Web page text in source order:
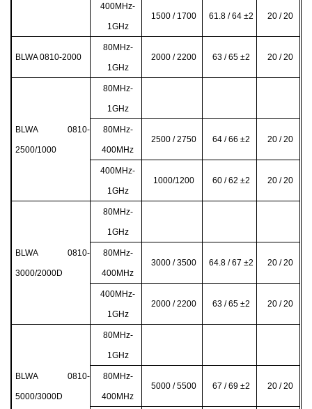
400MHz-
1GHz
1500 / 1700 61.8 / 64 ±2 20 / 20
BLWA 0810-2000
80MHz-
1GHz
2000 / 2200 63 / 65 ±2 20 / 20
BLWA 0810-
2500/1000
80MHz-
1GHz
80MHz-
400MHz
2500 / 2750 64 / 66 ±2 20 / 20
400MHz-
1GHz
1000/1200 60 / 62 ±2 20 / 20
BLWA 0810-
3000/2000D
80MHz-
1GHz
80MHz-
400MHz
3000 / 3500 64.8 / 67 ±2 20 / 20
400MHz-
1GHz
2000 / 2200 63 / 65 ±2 20 / 20
BLWA 0810-
5000/3000D
80MHz-
1GHz
80MHz-
400MHz
5000 / 5500 67 / 69 ±2 20 / 20